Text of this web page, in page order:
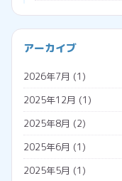
メタバース
広告収入
会社経営
勤怠管理システム
名義変更
税金
調査票
アーカイブ
2026年7月 (1)
2025年12月 (1)
2025年8月 (2)
2025年6月 (1)
2025年5月 (1)